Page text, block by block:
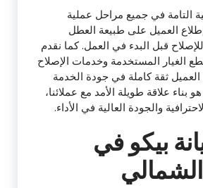
التامة في جميع مراحل عملية
العميل على طبيعة العطل
للإصلاح قبل البدء في العمل. كما نقدم
الغيار المستخدمة وخدمات الإصلاح
العميل ثقة كاملة في جودة الخدمة
بناء علاقة طويلة الأمد مع عملائنا،
والجودة العالية في الأداء.
بيكو في